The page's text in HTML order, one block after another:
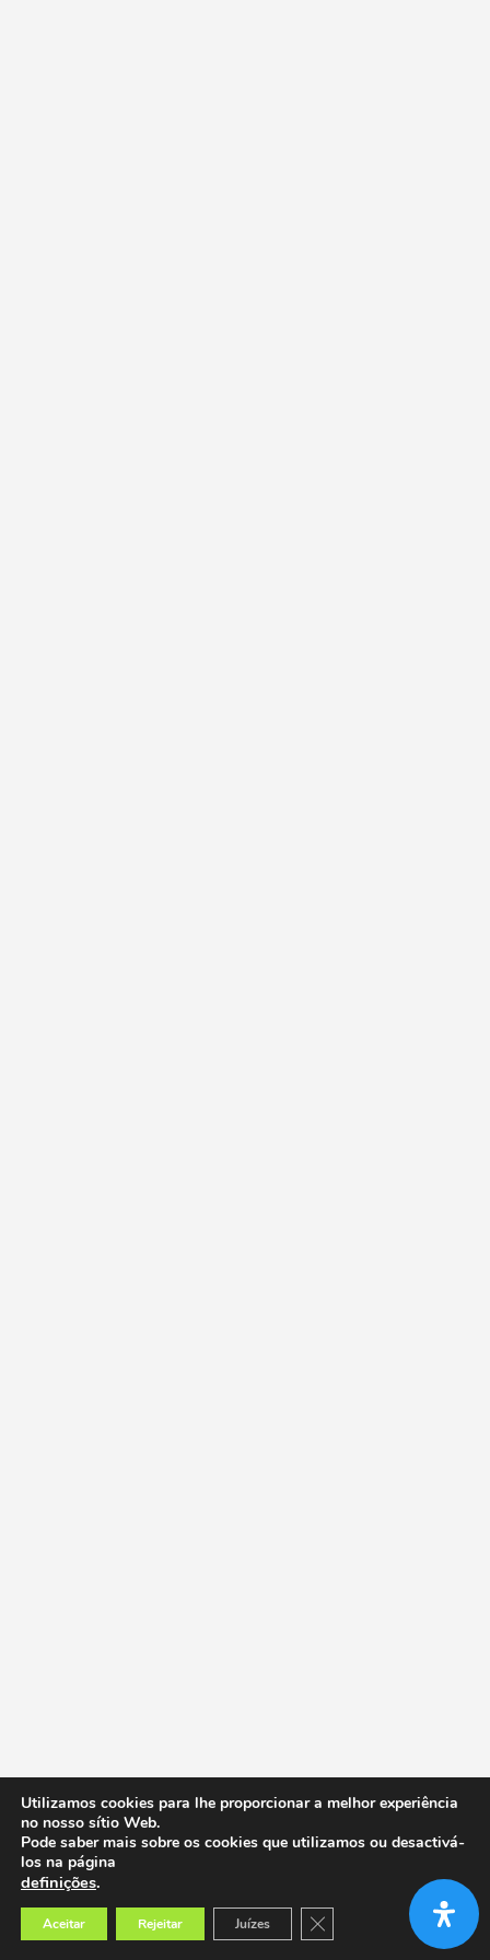
Utilizamos cookies para lhe proporcionar a melhor experiência
no nosso sítio Web.
Pode saber mais sobre os cookies que utilizamos ou desactivá-
los na página
definições.
Aceitar Rejeitar Juízes Close GDPR Cookie Banner